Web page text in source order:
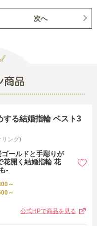
次へ
する結婚指輪 ベスト3
リング)
ールドと手彫りが
花開く結婚指輪 花
-
～
～
公式HPで商品を見る